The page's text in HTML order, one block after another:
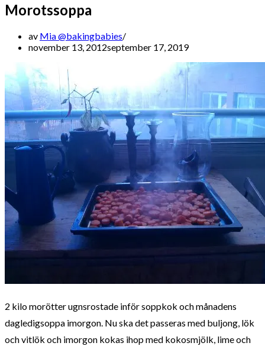
Morotssoppa
av Mia @bakingbabies
november 13, 2012september 17, 2019
2 kilo morötter ugnsrostade inför soppkok och månadens
dagledigsoppa imorgon. Nu ska det passeras med buljong, lök
och vitlök och imorgon kokas ihop med kokosmjölk, lime och